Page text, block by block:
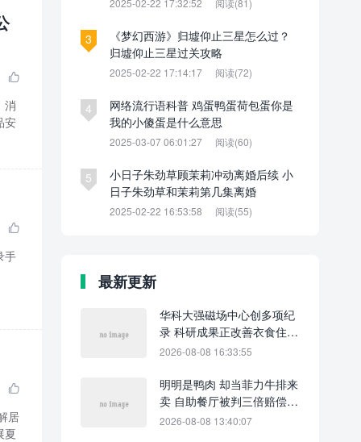

消
安


居
夏
2025-02-22 17:32:52 阅读(81)
3
《梦幻西游》归墟仰止三星怎么过？
归墟仰止三星过关攻略
2025-02-22 17:14:17 阅读(72)
4
网络流行语科普 鸡蛋鸭蛋荷包蛋你是
我的小傻蛋是什么意思
2025-03-07 06:01:27 阅读(60)
5
小日子朱劲草顾茉莉冲动离婚后续 小
日子朱劲草和茉莉第几集离婚
2025-02-22 16:53:58 阅读(55)
最新更新
华科大强磁场中心创多项纪
录 科研成果正改善衣食住行
与生命健康
2026-08-08 16:33:55
明明是鸭肉 却当菲力牛排来
卖 自助餐厅被判三倍赔偿金
并公开道歉
2026-08-08 13:40:07